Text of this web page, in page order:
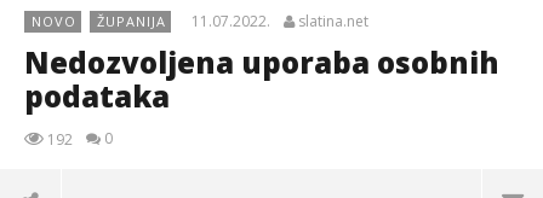
NOVO ŽUPANIJA 11.07.2022. slatina.net
Nedozvoljena uporaba osobnih
podataka
192 0